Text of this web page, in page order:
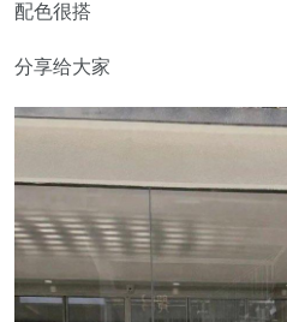
配色很搭
分享给大家